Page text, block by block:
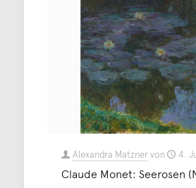
Alexandra Matznervon 4.
Claude Monet: Seerosen